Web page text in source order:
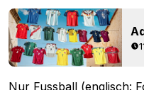
Nur Fussball (englisch: